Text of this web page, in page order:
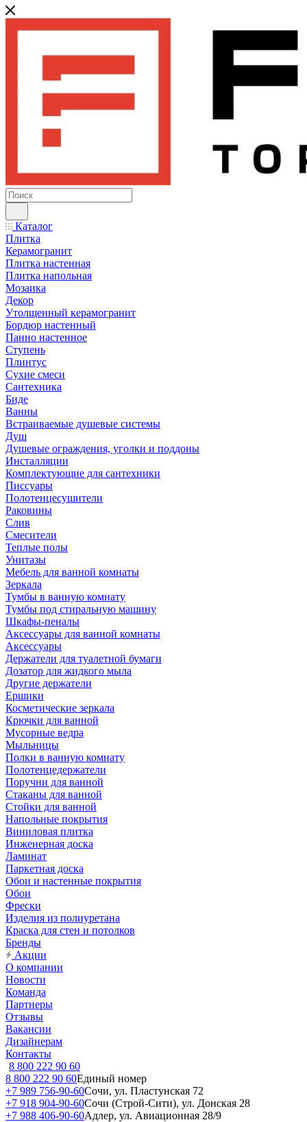
Каталог
Плитка
Керамогранит
Плитка настенная
Плитка напольная
Мозаика
Декор
Утолщенный керамогранит
Бордюр настенный
Панно настенное
Ступень
Плинтус
Сухие смеси
Сантехника
Биде
Ванны
Встраиваемые душевые системы
Душ
Душевые ограждения, уголки и поддоны
Инсталляции
Комплектующие для сантехники
Писсуары
Полотенцесушители
Раковины
Слив
Смесители
Теплые полы
Унитазы
Мебель для ванной комнаты
Зеркала
Тумбы в ванную комнату
Тумбы под стиральную машину
Шкафы-пеналы
Аксессуары для ванной комнаты
Аксессуары
Держатели для туалетной бумаги
Дозатор для жидкого мыла
Другие держатели
Ершики
Косметические зеркала
Крючки для ванной
Мусорные ведра
Мыльницы
Полки в ванную комнату
Полотенцедержатели
Поручни для ванной
Стаканы для ванной
Стойки для ванной
Напольные покрытия
Виниловая плитка
Инженерная доска
Ламинат
Паркетная доска
Обои и настенные покрытия
Обои
Фрески
Изделия из полиуретана
Краска для стен и потолков
Бренды
Акции
О компании
Новости
Команда
Партнеры
Отзывы
Вакансии
Дизайнерам
Контакты
8 800 222 90 60
8 800 222 90 60Единый номер
+7 989 756-90-60Сочи, ул. Пластунская 72
+7 918 904-90-60Сочи (Строй-Сити), ул. Донская 28
+7 988 406-90-60Адлер, ул. Авиационная 28/9